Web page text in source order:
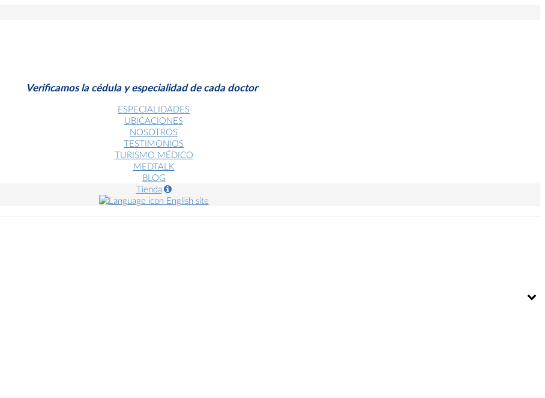
Verificamos la cédula y especialidad de cada doctor
ESPECIALIDADES
UBICACIONES
NOSOTROS
TESTIMONIOS
TURISMO MÉDICO
MEDTALK
BLOG
Tienda
English site